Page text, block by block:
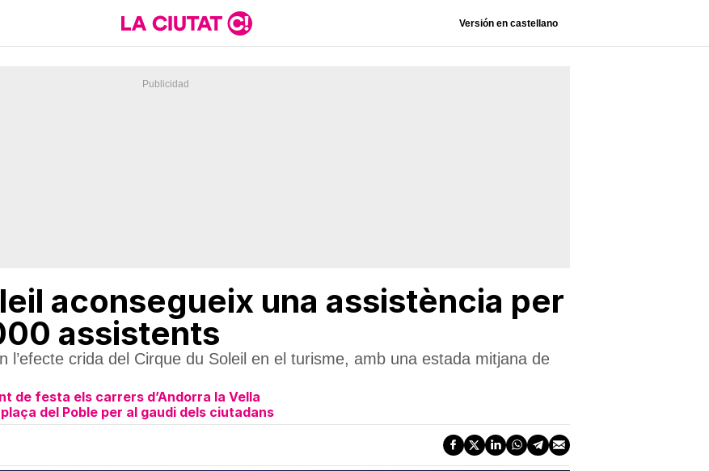
Versión en castellano
aconsegueix una assistència per
assistents
l’efecte crida del Cirque du Soleil en el turisme, amb una estada mitjana de
de festa els carrers d’Andorra la Vella
del Poble per al gaudi dels ciutadans